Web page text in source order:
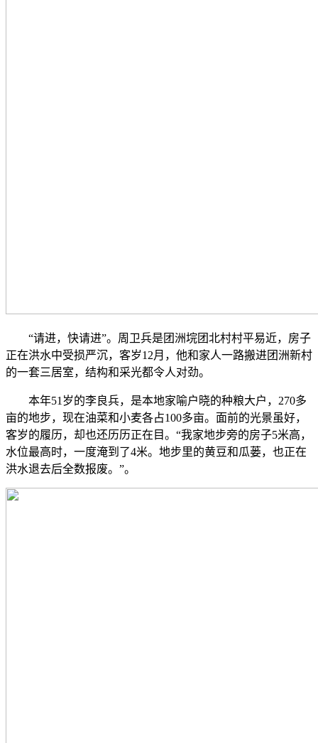
“请进，快请进”。周卫兵是团洲垸团北村村平易近，房子
正在洪水中受损严沉，客岁12月，他和家人一路搬进团洲新村
的一套三居室，结构和采光都令人对劲。
本年51岁的李良兵，是本地家喻户晓的种粮大户，270多
亩的地步，现在油菜和小麦各占100多亩。面前的光景虽好，
客岁的履历，却也还历历正在目。“我家地步旁的房子5米高，
水位最高时，一度淹到了4米。地步里的黄豆和瓜蒌，也正在
洪水退去后全数报废。”。